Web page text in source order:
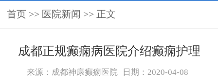
首页 >> 医院新闻 >> 正文
成都正规癫痫病医院介绍癫痫护理
来源：成都神康癫痫医院 日期：2020-04-08